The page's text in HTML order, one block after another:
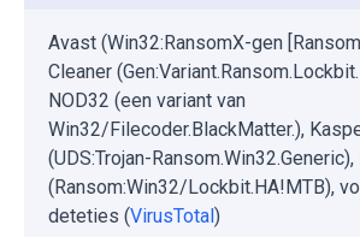
Avast (Win32:RansomX-gen
Cleaner
NOD32 (een variant van
Win32/Filecoder.BlackMatter.),
(UDS:Trojan-
(Ransom:Win32/Lockbit.HA!MTB),
deteties (VirusTotal)